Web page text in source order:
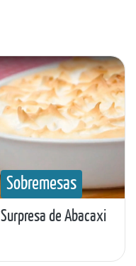
Sobremesas
Surpresa de Abacaxi